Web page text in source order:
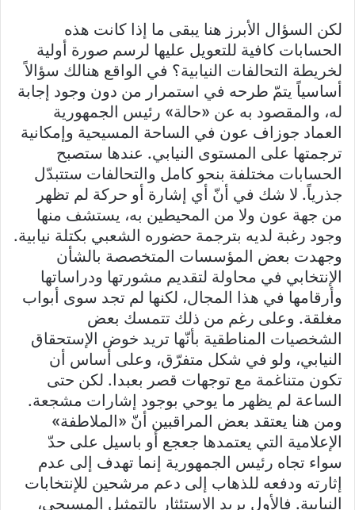
لكن السؤال الأبرز هنا يبقى ما إذا كانت هذه
الحسابات كافية للتعويل عليها لرسم صورة أولية
لخريطة التحالفات النيابية؟ في الواقع هنالك سؤالاً
أساسياً يتمّ طرحه في استمرار من دون وجود إجابة
له، والمقصود به عن «حالة» رئيس الجمهورية
العماد جوزاف عون في الساحة المسيحية وإمكانية
ترجمتها على المستوى النيابي. عندها ستصبح
الحسابات مختلفة بنحو كامل والتحالفات ستتبدّل
جذرياً. لا شك في أنّ أي إشارة أو حركة لم تظهر
من جهة عون ولا من المحيطين به، يستشف منها
وجود رغبة لديه بترجمة حضوره الشعبي بكتلة نيابية.
وجهدت بعض المؤسسات المتخصصة بالشأن
الإنتخابي في محاولة لتقديم مشورتها ودراساتها
وأرقامها في هذا المجال، لكنها لم تجد سوى أبواب
مغلقة. وعلى رغم من ذلك تتمسك بعض
الشخصيات المناطقية بأنّها تريد خوض الإستحقاق
النيابي، ولو في شكل متفرّق، وعلى أساس أن
تكون متناغمة مع توجهات قصر بعبدا. لكن حتى
الساعة لم يظهر ما يوحي بوجود إشارات مشجعة.
ومن هنا يعتقد بعض المراقبين أنّ «الملاطفة»
الإعلامية التي يعتمدها جعجع أو باسيل على حدّ
سواء تجاه رئيس الجمهورية إنما تهدف إلى عدم
إثارته ودفعه للذهاب إلى دعم مرشحين للإنتخابات
النيابية. فالأول يريد الإستئثار بالتمثيل المسيحي،